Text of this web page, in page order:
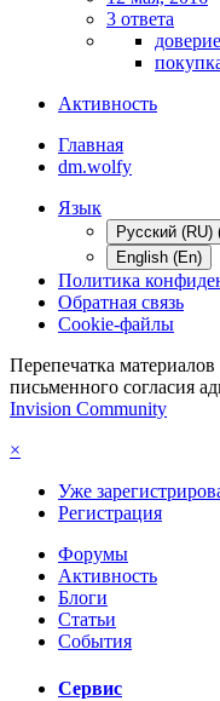
3 ответа
доверие
Активность
Главная
dm.wolfy
Язык
Русский
English (En)
Политика
Обратная связь
Cookie-файлы
Перепечатка материалов
письменного согласия
Invision Community
×
Уже
Регистрация
Форумы
Активность
Блоги
Статьи
События
Сервис